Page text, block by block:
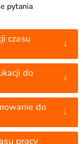
pytania
czasu
↓
do
↓
do
↓
pracy